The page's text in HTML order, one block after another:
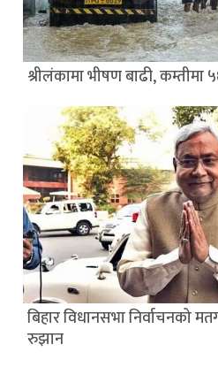
श्रीलंकामा भीषण बाढी, कम्तीमा
बिहार विधानसभा निर्वाचनको
रुझान